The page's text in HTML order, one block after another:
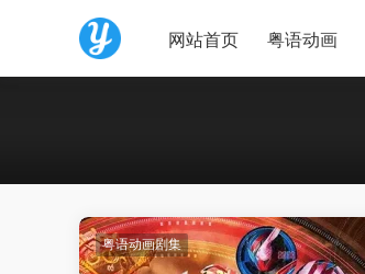
网站首页 粤语动画
粤语动画剧集